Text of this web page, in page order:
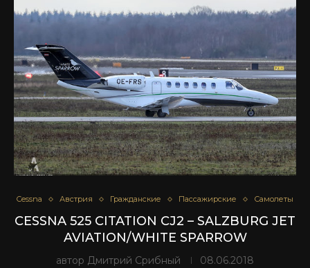
Cessna Австрия Гражданские Пассажирские Самолеты
CESSNA 525 CITATION CJ2 – SALZBURG JET
AVIATION/WHITE SPARROW
автор Дмитрий Срибный 08.06.2018